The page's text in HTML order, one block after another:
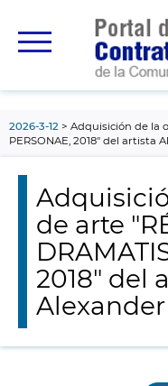
principal
2026-3-12
Adquisición de la
PERSONAE, 2018" del artista
de arte
2018" del